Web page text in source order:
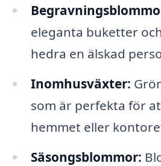
eleganta buketter
hedra en älskad
Inomhusväxter:
som är perfekta för
hemmet eller
Säsongsblommor: